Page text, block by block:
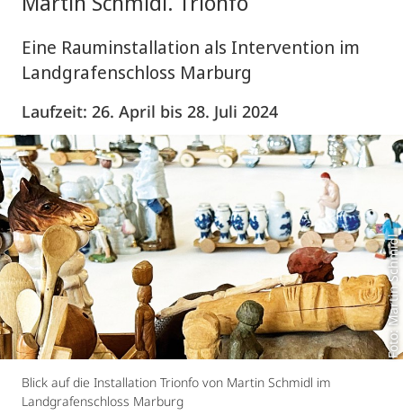
Eine Rauminstallation als Intervention im
Landgrafenschloss Marburg
Laufzeit: 26. April bis 28. Juli 2024
Foto: Martin Schmidl
Blick auf die Installation Trionfo von Martin Schmidl im
Landgrafenschloss Marburg